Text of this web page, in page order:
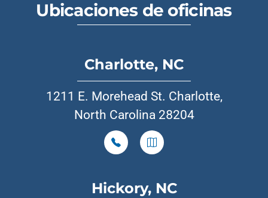
Ubicaciones de oficinas
Charlotte, NC
1211 E. Morehead St. Charlotte,
North Carolina 28204
Hickory, NC